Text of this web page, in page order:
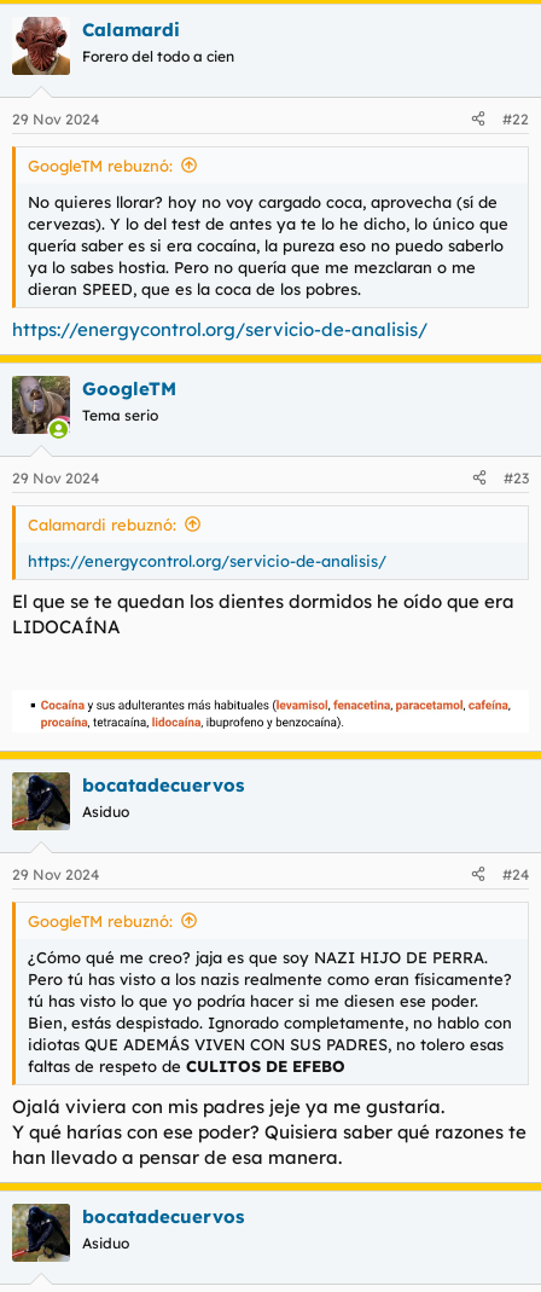
Calamardi
Forero del todo a cien
29 Nov 2024 #22
GoogleTM rebuznó:
No quieres llorar? hoy no voy cargado coca, aprovecha (sí de
cervezas). Y lo del test de antes ya te lo he dicho, lo único que
quería saber es si era cocaína, la pureza eso no puedo saberlo
ya lo sabes hostia. Pero no quería que me mezclaran o me
dieran SPEED, que es la coca de los pobres.
https://energycontrol.org/servicio-de-analisis/
GoogleTM
Tema serio
29 Nov 2024 #23
Calamardi rebuznó:
https://energycontrol.org/servicio-de-analisis/
El que se te quedan los dientes dormidos he oído que era
LIDOCAÍNA
bocatadecuervos
Asiduo
29 Nov 2024 #24
GoogleTM rebuznó:
¿Cómo qué me creo? jaja es que soy NAZI HIJO DE PERRA.
Pero tú has visto a los nazis realmente como eran físicamente?
tú has visto lo que yo podría hacer si me diesen ese poder.
Bien, estás despistado. Ignorado completamente, no hablo con
idiotas QUE ADEMÁS VIVEN CON SUS PADRES, no tolero esas
faltas de respeto de CULITOS DE EFEBO
Ojalá viviera con mis padres jeje ya me gustaría.
Y qué harías con ese poder? Quisiera saber qué razones te
han llevado a pensar de esa manera.
bocatadecuervos
Asiduo